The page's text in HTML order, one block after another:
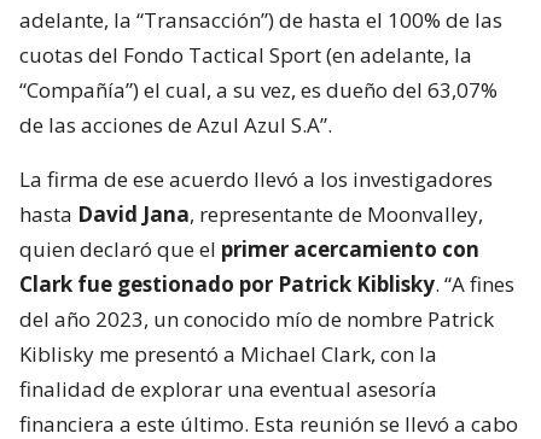
adelante, la “Transacción”) de hasta el 100% de las
cuotas del Fondo Tactical Sport (en adelante, la
“Compañía”) el cual, a su vez, es dueño del 63,07%
de las acciones de Azul Azul S.A”.
La firma de ese acuerdo llevó a los investigadores
hasta David Jana, representante de Moonvalley,
quien declaró que el primer acercamiento con
Clark fue gestionado por Patrick Kiblisky. “A fines
del año 2023, un conocido mío de nombre Patrick
Kiblisky me presentó a Michael Clark, con la
finalidad de explorar una eventual asesoría
financiera a este último. Esta reunión se llevó a cabo